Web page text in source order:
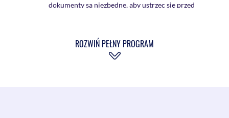
dokumenty są niezbędne, aby ustrzec się przed
innych Beneficjentów/OOW i ich konsekwencje
Niezgodność z decyzją/umową o dofinansowaniu oraz
ROZWIŃ PEŁNY PROGRAM